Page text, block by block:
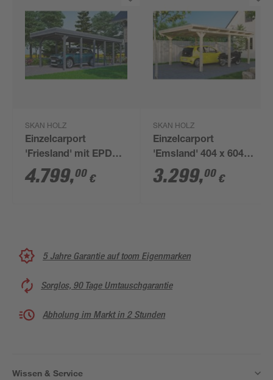
SKAN HOLZ
Einzelcarport
'Friesland' mit EPDM-
Dachfolie 314 x 860
cm schiefergrau
4.799,00 €
SKAN HOLZ
Einzelcarport
'Emsland' 404 x 604
cm unbehandelt
3.299,00 €
5 Jahre Garantie auf toom Eigenmarken
Sorglos, 90 Tage Umtauschgarantie
Abholung im Markt in 2 Stunden
Wissen & Service